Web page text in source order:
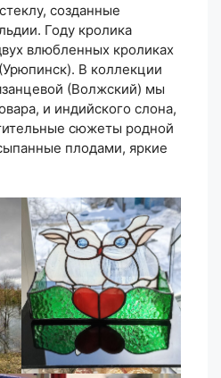
созданные
Году кролика
влюбленных кроликах
В коллекции
(Волжский) мы
и индийского слона,
сюжеты родной
плодами, яркие